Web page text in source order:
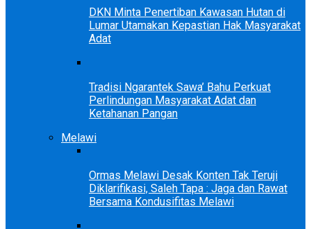
DKN Minta Penertiban Kawasan Hutan di
Lumar Utamakan Kepastian Hak Masyarakat
Adat
Tradisi Ngarantek Sawa’ Bahu Perkuat
Perlindungan Masyarakat Adat dan
Ketahanan Pangan
Melawi
Ormas Melawi Desak Konten Tak Teruji
Diklarifikasi, Saleh Tapa : Jaga dan Rawat
Bersama Kondusifitas Melawi